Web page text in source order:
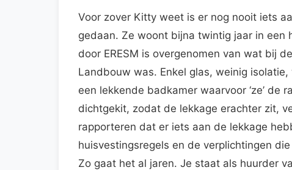
Voor zover Kitty weet is er nog nooit iets
gedaan. Ze woont bijna twintig jaar in een
door ERESM is overgenomen van wat bij
Landbouw was. Enkel glas, weinig
een lekkende badkamer waarvoor ‘ze’
dichtgekit, zodat de lekkage erachter zit,
rapporteren dat er iets aan de lekkage
huisvestingsregels en de verplichtingen
Zo gaat het al jaren. Je staat als huurder